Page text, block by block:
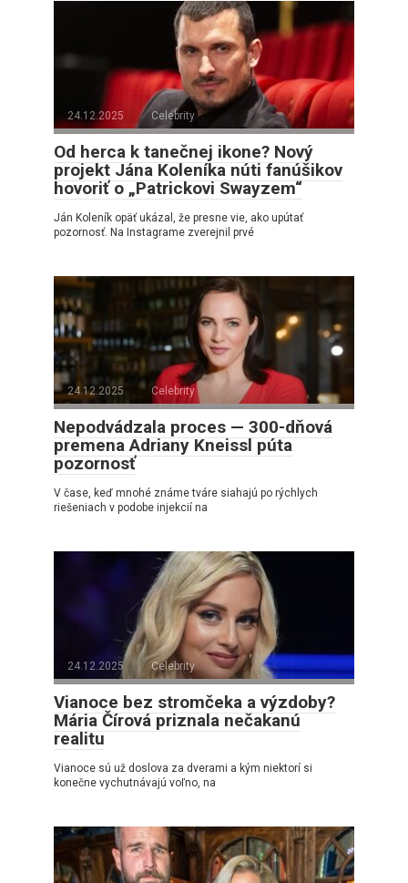
24.12.2025 Celebrity
Od herca k tanečnej ikone? Nový
projekt Jána Koleníka núti fanúšikov
hovoriť o „Patrickovi Swayzem“
Ján Koleník opäť ukázal, že presne vie, ako upútať
pozornosť. Na Instagrame zverejnil prvé
24.12.2025 Celebrity
Nepodvádzala proces — 300-dňová
premena Adriany Kneissl púta
pozornosť
V čase, keď mnohé známe tváre siahajú po rýchlych
riešeniach v podobe injekcií na
24.12.2025 Celebrity
Vianoce bez stromčeka a výzdoby?
Mária Čírová priznala nečakanú
realitu
Vianoce sú už doslova za dverami a kým niektorí si
konečne vychutnávajú voľno, na